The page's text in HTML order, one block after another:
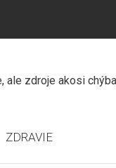
zdroje akosi
ZDRAVIE